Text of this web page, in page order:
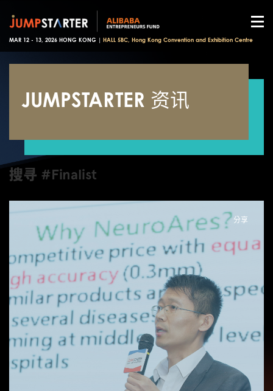
MAR 12 - 13, 2026 HONG KONG | HALL 5BC, Hong Kong Convention and Exhibition Centre
JUMPSTARTER 资讯
搜寻 #Finalist
分享